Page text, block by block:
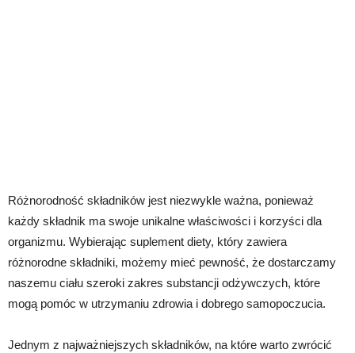
Różnorodność składników jest niezwykle ważna, ponieważ
każdy składnik ma swoje unikalne właściwości i korzyści dla
organizmu. Wybierając suplement diety, który zawiera
różnorodne składniki, możemy mieć pewność, że dostarczamy
naszemu ciału szeroki zakres substancji odżywczych, które
mogą pomóc w utrzymaniu zdrowia i dobrego samopoczucia.
Jednym z najważniejszych składników, na które warto zwrócić